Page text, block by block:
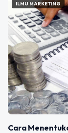
ILMU MARKETING
Cara